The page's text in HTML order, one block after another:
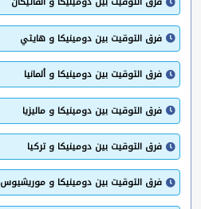
فرق التوقيت بين دومينيكا و هايتي
فرق التوقيت بين دومينيكا و ألمانيا
فرق التوقيت بين دومينيكا و ماليزيا
فرق التوقيت بين دومينيكا و تركيا
فرق التوقيت بين دومينيكا و موريشيوس